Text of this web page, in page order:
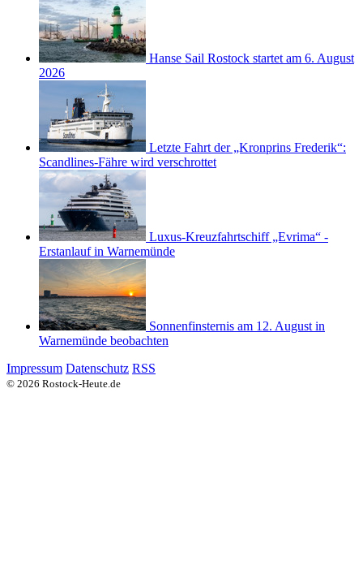
Hanse Sail Rostock startet am 6. August
2026
Letzte Fahrt der „Kronprins Frederik“:
Scandlines-Fähre wird verschrottet
Luxus-Kreuzfahrtschiff „Evrima“ -
Erstanlauf in Warnemünde
Sonnenfinsternis am 12. August in
Warnemünde beobachten
Impressum Datenschutz RSS
© 2026 Rostock-Heute.de